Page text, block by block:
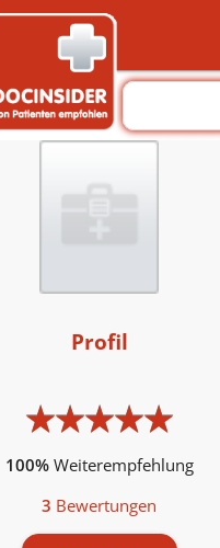
Profil
★★★★★
★★★★★
100%Weiterempfehlung
3 Bewertungen